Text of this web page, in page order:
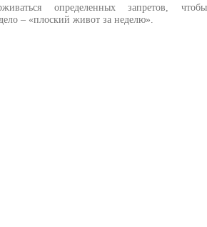
определенных запретов, чтобы
– «плоский живот за неделю».